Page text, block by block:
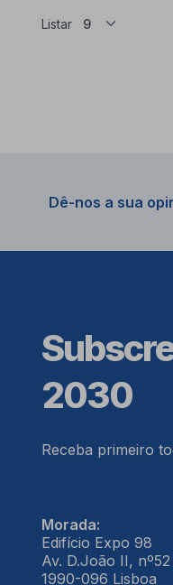
Listar
Dê-nos a sua
2030
Receba primeiro
Morada:
Edifício Expo 98
Av. D.João II,
1990-096 Lisboa